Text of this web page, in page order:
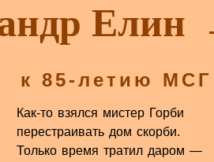
Елин
к 85-летию МСГ
Как-то взялся мистер Горби
перестраивать дом скорби.
Только время тратил даром —